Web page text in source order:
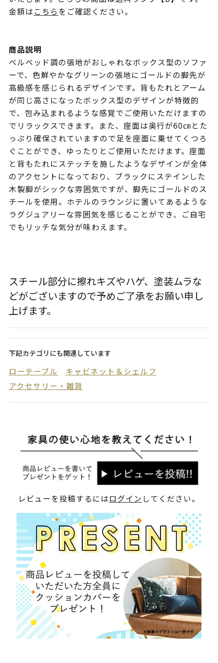
金額はこちらをご確認ください。
商品説明
ベルベッド調の張地がおしゃれなボックス型のソファ
ーで、色鮮やかなグリーンの張地にゴールドの脚先が
高級感を感じられるデザインです。背もたれとアーム
が同じ高さになったボックス型のデザインが特徴的
で、包み込まれるような感覚でご使用いただけますの
でリラックスできます。また、座面は奥行が60㎝とた
っぷり確保されていますので足を座面に乗せてくつろ
ぐことができ、ゆったりとご使用いただけます。座面
と背もたれにステッチを施したようなデザインが全体
のアクセントになっており、ブラックにステインした
木製脚がシックな雰囲気ですが、脚先にゴールドのス
チールを使用。ホテルのラウンジに置いてあるような
ラグジュアリーな雰囲気を感じることができ、ご自宅
でもリッチな気分が味わえます。
スチール部分に擦れキズやハゲ、塗装ムラな
どがございますので予めご了承をお願い申し
上げます。
下記カテゴリにも関連しています
ローテーブル
キャビネット＆シェルフ
アクセサリー・雑貨
レビューを投稿するにはログイン してください。